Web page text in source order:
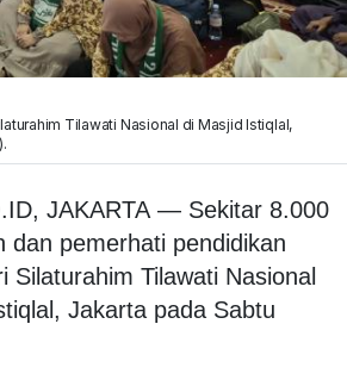
Tilawati Nasional di Masjid Istiqlal,
JAKARTA — Sekitar 8.000
dan pemerhati pendidikan
Silaturahim Tilawati Nasional
Jakarta pada Sabtu